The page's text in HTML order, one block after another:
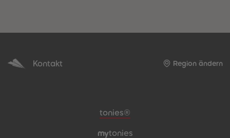
Kontakt Region ändern
Meta-Navigation Footer
tonies®
mytonies